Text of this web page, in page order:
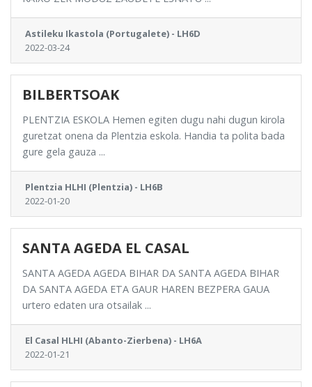
Astileku Ikastola (Portugalete) - LH6D
2022-03-24
BILBERTSOAK
PLENTZIA ESKOLA Hemen egiten dugu nahi dugun kirola
guretzat onena da Plentzia eskola. Handia ta polita bada
gure gela gauza ...
Plentzia HLHI (Plentzia) - LH6B
2022-01-20
SANTA AGEDA EL CASAL
SANTA AGEDA AGEDA BIHAR DA SANTA AGEDA BIHAR
DA SANTA AGEDA ETA GAUR HAREN BEZPERA GAUA
urtero edaten ura otsailak ...
El Casal HLHI (Abanto-Zierbena) - LH6A
2022-01-21